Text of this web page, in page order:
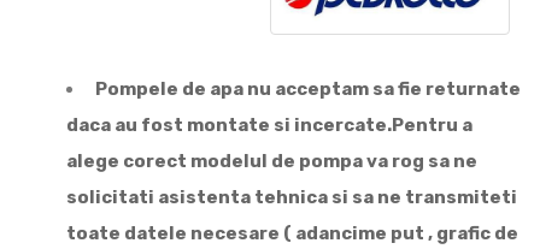
Pompele de apa nu acceptam sa fie returnate
daca au fost montate si incercate.Pentru a
alege corect modelul de pompa va rog sa ne
solicitati asistenta tehnica si sa ne transmiteti
toate datele necesare ( adancime put , grafic de